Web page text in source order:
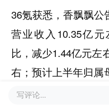
36氪获悉，香飘飘公
营业收入10.35亿
比，减少1.44亿元左
右；预计上半年归属
万元左右，上年同期
写评论...